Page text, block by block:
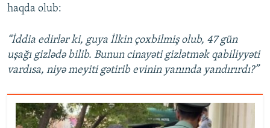
haqda olub:
“İddia edirlər ki, guya İlkin çoxbilmiş olub, 47 gün
uşağı gizlədə bilib. Bunun cinayəti gizlətmək qabiliyyəti
vardısa, niyə meyiti gətirib evinin yanında yandırırdı?”